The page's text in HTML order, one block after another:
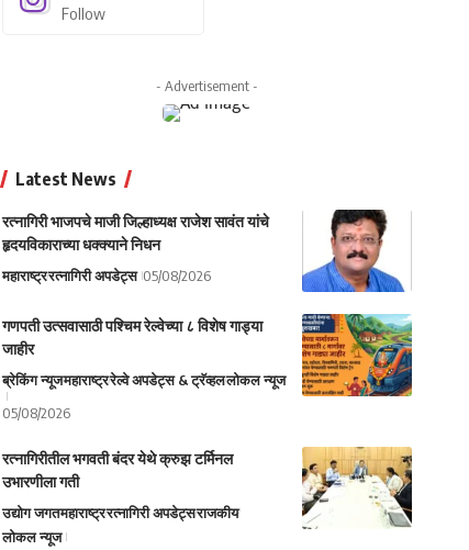
Follow
- Advertisement -
Latest News
रत्नागिरी भाजपचे माजी जिल्हाध्यक्ष राजेश सावंत यांचे
हृदयविकाराच्या धक्क्याने निधन
महाराष्ट्ररत्नागिरी अपडेट्स 05/08/2026
गणपती उत्सवासाठी पश्चिम रेल्वेच्या ८ विशेष गाड्या
जाहीर
ब्रेकिंग न्यूजमहाराष्ट्ररेल्वे अपडेट्स & ट्रॅव्हललोकल न्यूज
05/08/2026
रत्नागिरीतील भगवती बंदर येथे क्रुझ टर्मिनल
उभारणीला गती
उद्योग जगतमहाराष्ट्ररत्नागिरी अपडेट्सराजकीय
लोकल न्यूज